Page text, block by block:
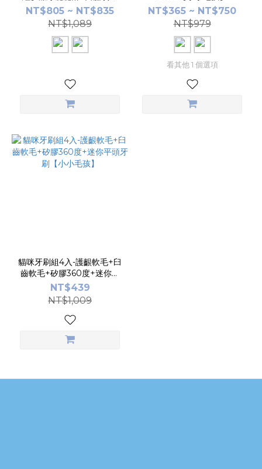
【小小毛孩】
NT$805 ~ NT$835
NT$1,089
NT$365 ~ NT$750
NT$979
看其他 1 個選項
貓咪牙刷組4入-護齦軟毛+臼
齒軟毛+矽膠360度+迷你平
頭牙刷【小小毛孩】
NT$439
NT$1,009